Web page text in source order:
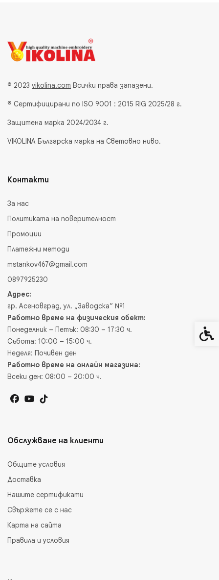
© 2023 vikolina.com Всички права запазени.
® Сертифицирани по ISO 9001 : 2015 RIG 2025/28 г.
Защитена марка 2024/2034 г.
VIKOLINA Българска марка на Световно ниво.
Контакти
За нас
Политиката на поверителност
Промоции
Платежни методи
mstankov467@gmail.com
0897925230
Адрес:
гр. Асеновград, ул. „Заводска“ №1
Работно време на физическия обект:
Понеделник – Петък: 08:30 – 17:30 ч.
Събота: 10:00 – 15:00 ч.
Неделя: Почивен ден
Работно време на онлайн магазина:
Всеки ден: 08:00 – 20:00 ч.
Обслужване на клиенти
Общите условия
Доставка
Нашите сертификати
Свържете се с нас
Карта на сайта
Правила и условия